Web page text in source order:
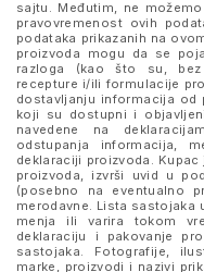
sajtu. Međutim, ne
pravovremenost ovih
podataka prikazanih na
proizvoda mogu da se
razloga (kao što su, bez
recepture i/ili formulacije
dostavljanju informacija od
koji su dostupni i
navedene na
odstupanja informacija,
deklaraciji proizvoda.
proizvoda, izvrši uvid u
(posebno na eventualno
merodavne. Lista sastojaka
menja ili varira tokom
deklaraciju i pakovanje
sastojaka. Fotografije,
marke, proizvodi i nazivi